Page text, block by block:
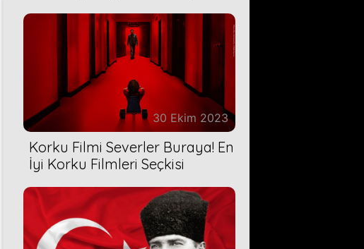
30 Ekim 2023
Korku Filmi Severler Buraya! En
İyi Korku Filmleri Seçkisi